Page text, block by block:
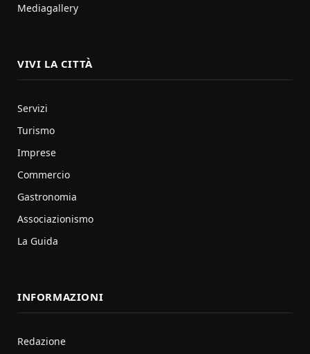
Mediagallery
VIVI LA CITTÀ
Servizi
Turismo
Imprese
Commercio
Gastronomia
Associazionismo
La Guida
INFORMAZIONI
Redazione